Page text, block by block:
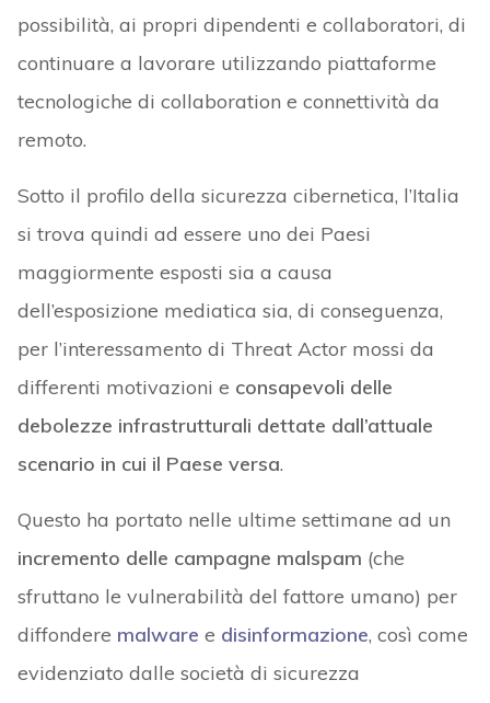
possibilità, ai propri dipendenti e collaboratori, di
continuare a lavorare utilizzando piattaforme
tecnologiche di collaboration e connettività da
remoto.
Sotto il profilo della sicurezza cibernetica, l’Italia
si trova quindi ad essere uno dei Paesi
maggiormente esposti sia a causa
dell’esposizione mediatica sia, di conseguenza,
per l’interessamento di Threat Actor mossi da
differenti motivazioni e consapevoli delle
debolezze infrastrutturali dettate dall’attuale
scenario in cui il Paese versa.
Questo ha portato nelle ultime settimane ad un
incremento delle campagne malspam (che
sfruttano le vulnerabilità del fattore umano) per
diffondere malware e disinformazione, così come
evidenziato dalle società di sicurezza